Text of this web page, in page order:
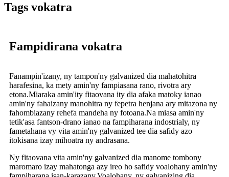
Tags vokatra
Fampidirana vokatra
Fanampin'izany, ny tampon'ny galvanized dia mahatohitra
harafesina, ka mety amin'ny fampiasana rano, rivotra ary
etona.Miaraka amin'ity fitaovana ity dia afaka matoky ianao
amin'ny fahaizany manohitra ny fepetra henjana ary mitazona ny
fahombiazany rehefa mandeha ny fotoana.Na miasa amin'ny
tetik'asa fantson-drano ianao na fampiharana indostrialy, ny
fametahana vy vita amin'ny galvanized tee dia safidy azo
itokisana izay mihoatra ny andrasana.
Ny fitaovana vita amin'ny galvanized dia manome tombony
maromaro izay mahatonga azy ireo ho safidy voalohany amin'ny